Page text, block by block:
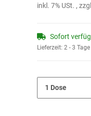
inkl. 7% USt. ,
Sofort
Lieferzeit: 2 - 3 Tage